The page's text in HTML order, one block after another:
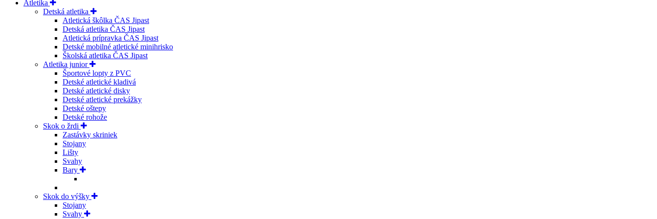
Atletika
Detská atletika
Atletická škôlka ČAS Jipast
Detská atletika ČAS Jipast
Atletická prípravka ČAS Jipast
Detské mobilné atletické minihrisko
Školská atletika ČAS Jipast
Atletika junior
Športové lopty z PVC
Detské atletické kladivá
Detské atletické disky
Detské atletické prekážky
Detské oštepy
Detské rohože
Skok o žrdi
Zastávky skriniek
Stojany
Lišty
Svahy
Bary
Skok do výšky
Stojany
Svahy